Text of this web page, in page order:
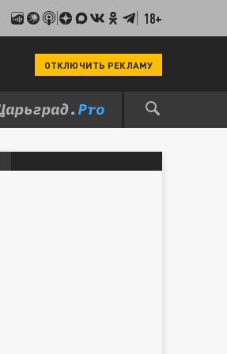
18+
ОТКЛЮЧИТЬ РЕКЛАМУ